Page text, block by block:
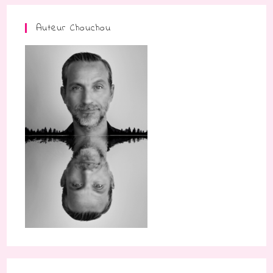
Auteur Chouchou